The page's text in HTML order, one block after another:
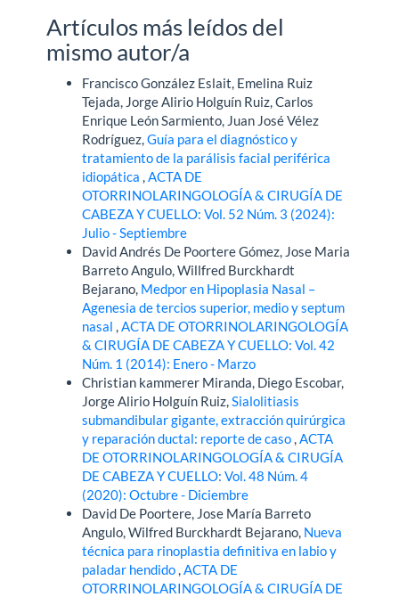
Artículos más leídos del
mismo autor/a
Francisco González Eslait, Emelina Ruiz
Tejada, Jorge Alirio Holguín Ruiz, Carlos
Enrique León Sarmiento, Juan José Vélez
Rodríguez,Guía para el diagnóstico y
tratamiento de la parálisis facial periférica
idiopática,ACTA DE
OTORRINOLARINGOLOGÍA & CIRUGÍA DE
CABEZA Y CUELLO: Vol. 52 Núm. 3 (2024):
Julio - Septiembre
David Andrés De Poortere Gómez, Jose Maria
Barreto Angulo, Willfred Burckhardt
Bejarano, Medpor en Hipoplasia Nasal –
Agenesia de tercios superior, medio y septum
nasal,ACTA DE OTORRINOLARINGOLOGÍA
& CIRUGÍA DE CABEZA Y CUELLO: Vol. 42
Núm. 1 (2014): Enero - Marzo
Christian kammerer Miranda, Diego Escobar,
Jorge Alirio Holguín Ruiz,Sialolitiasis
submandibular gigante, extracción quirúrgica
y reparación ductal: reporte de caso,ACTA
DE OTORRINOLARINGOLOGÍA & CIRUGÍA
DE CABEZA Y CUELLO: Vol. 48 Núm. 4
(2020): Octubre - Diciembre
David De Poortere, Jose María Barreto
Angulo, Wilfred Burckhardt Bejarano, Nueva
técnica para rinoplastia definitiva en labio y
paladar hendido,ACTA DE
OTORRINOLARINGOLOGÍA & CIRUGÍA DE